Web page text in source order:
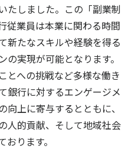
たしました。この「副業制
従業員は本業に関わる時間
新たなスキルや経験を得る
実現が可能となります。
とへの挑戦など多様な働き
銀行に対するエンゲージメ
向上に寄与するとともに、
人的貢献、そして地域社会
ります。